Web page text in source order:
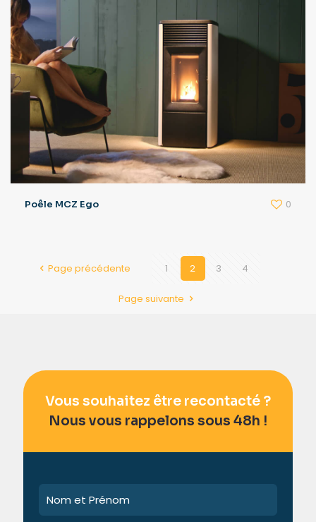
Poêle MCZ Ego 0
Page précédente 1 2 3 4
Page suivante
Vous souhaitez être recontacté ?
Nous vous rappelons sous 48h !